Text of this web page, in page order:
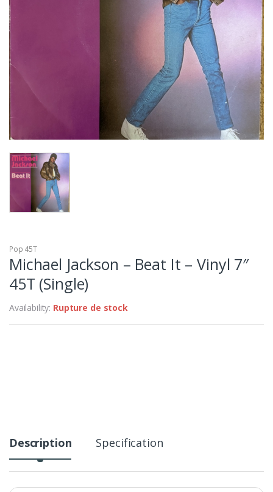
Pop 45T
Michael Jackson – Beat It – Vinyl 7″
45T (Single)
Availability: Rupture de stock
Description Specification